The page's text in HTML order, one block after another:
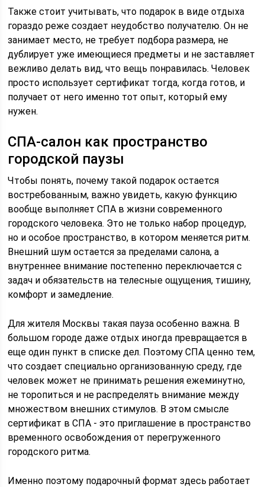
Также стоит учитывать, что подарок в виде отдыха
гораздо реже создает неудобство получателю. Он не
занимает место, не требует подбора размера, не
дублирует уже имеющиеся предметы и не заставляет
вежливо делать вид, что вещь понравилась. Человек
просто использует сертификат тогда, когда готов, и
получает от него именно тот опыт, который ему
нужен.
СПА-салон как пространство
городской паузы
Чтобы понять, почему такой подарок остается
востребованным, важно увидеть, какую функцию
вообще выполняет СПА в жизни современного
городского человека. Это не только набор процедур,
но и особое пространство, в котором меняется ритм.
Внешний шум остается за пределами салона, а
внутреннее внимание постепенно переключается с
задач и обязательств на телесные ощущения, тишину,
комфорт и замедление.
Для жителя Москвы такая пауза особенно важна. В
большом городе даже отдых иногда превращается в
еще один пункт в списке дел. Поэтому СПА ценно тем,
что создает специально организованную среду, где
человек может не принимать решения ежеминутно,
не торопиться и не распределять внимание между
множеством внешних стимулов. В этом смысле
сертификат в СПА - это приглашение в пространство
временного освобождения от перегруженного
городского ритма.
Именно поэтому подарочный формат здесь работает